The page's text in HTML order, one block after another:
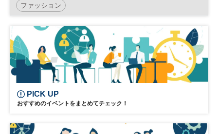
ファッション
PICK UP
おすすめのイベントをまとめてチェック！